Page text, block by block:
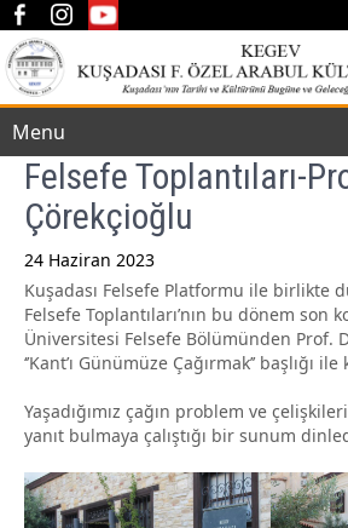
Menu
Felsefe Toplantıları-
Çörekçioğlu
24 Haziran 2023
Kuşadası Felsefe Platformu ile birlikte
Felsefe Toplantıları’nın bu dönem son
Üniversitesi Felsefe Bölümünden Prof.
‘’Kant’ı Günümüze Çağırmak’’ başlığı
Yaşadığımız çağın problem ve
yanıt bulmaya çalıştığı bir sunum
Post
navigation